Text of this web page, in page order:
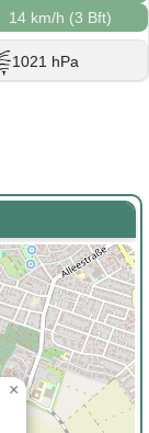
14 km/h (3 Bft)
1021 hPa
×